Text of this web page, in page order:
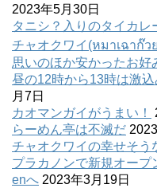
2023年5月30日
タニシ？入りのタイカレ
チャオクワイ(หมาเฉาก๊ว
思いのほか安かったお好
昼の12時から13時は激
月7日
カオマンガイがうまい！
らーめん亭は不滅だ
チャオクワイの幸せそう
プラカノンで新規オープ
enへ 2023年3月19日